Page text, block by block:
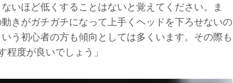
いほど低くすることはないと覚えてください。ま
きがガチガチになって上手くヘッドを下ろせないの
う初心者の方も傾向としては多くいます。その際も
度が良いでしょう」